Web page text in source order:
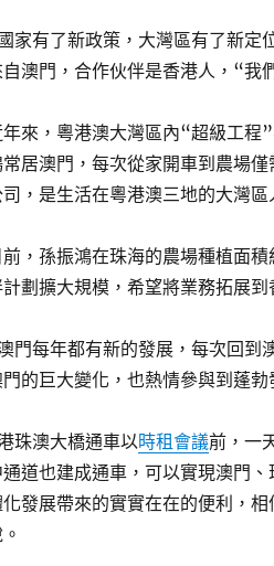
家有了新政策，大灣區有了新定
自澳門，合作伙伴是香港人，“我
來，粵港澳大灣區內“超級工程
居澳門，每次從家開車到農場
，是生活在粵港澳三地的大灣區
前，孫振鴻在珠海的農場種植面
劃擴大規模，希望將業務拓展到
門每年都有新的發展，每次回到
門的巨大變化，也熱情參與到蓬
珠澳大橋通車以時租會議前，一
通道也建成通車，可以實現澳門
發展帶來的實實在在的便利，